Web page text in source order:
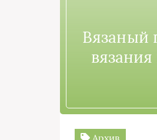
Вязаный
Архив